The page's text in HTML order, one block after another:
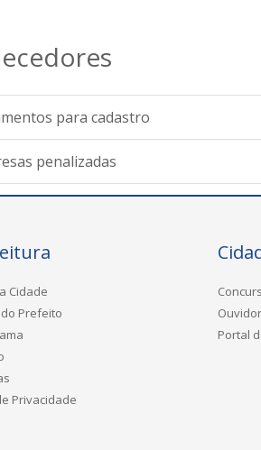
para cadastro
penalizadas
Cidade
Prefeito
Privacidade
Portal